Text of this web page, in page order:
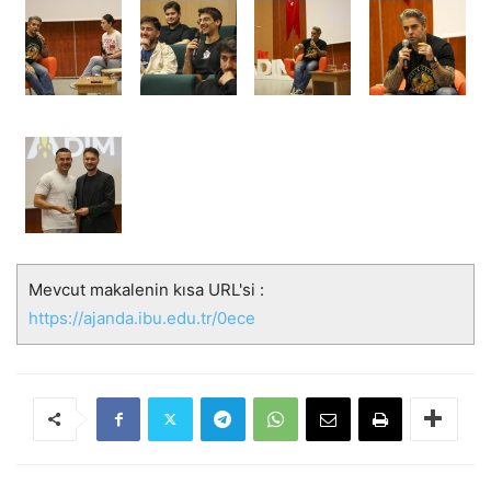
Mevcut makalenin kısa URL'si :
https://ajanda.ibu.edu.tr/0ece